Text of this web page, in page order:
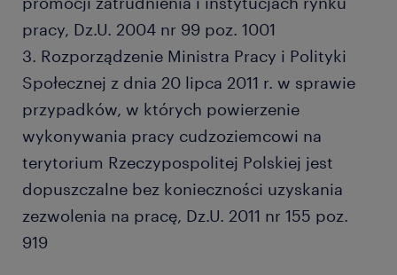
pracy, Dz.U. 2004 nr 99 poz. 1001
3. Rozporządzenie Ministra Pracy i Polityki
Społecznej z dnia 20 lipca 2011 r. w sprawie
przypadków, w których powierzenie
wykonywania pracy cudzoziemcowi na
terytorium Rzeczypospolitej Polskiej jest
dopuszczalne bez konieczności uzyskania
zezwolenia na pracę, Dz.U. 2011 nr 155 poz.
919